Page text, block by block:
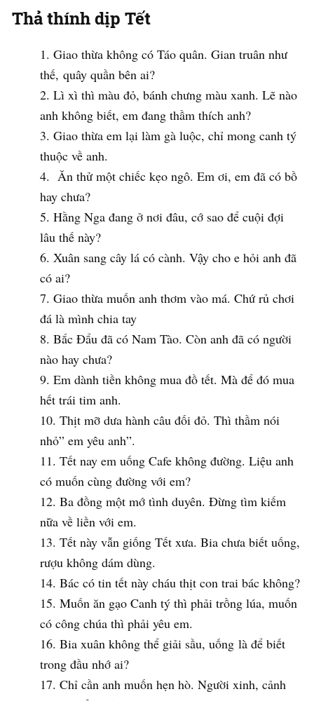
Thả thính dịp Tết
Giao thừa không có Táo quân. Gian truân như
thế, quây quần bên ai?
Lì xì thì màu đỏ, bánh chưng màu xanh. Lẽ nào
anh không biết, em đang thầm thích anh?
Giao thừa em lại làm gà luộc, chỉ mong canh tý
thuộc về anh.
Ăn thử một chiếc kẹo ngô. Em ơi, em đã có bồ
hay chưa?
Hằng Nga đang ở nơi đâu, cớ sao để cuội đợi
lâu thế này?
Xuân sang cây lá có cành. Vậy cho e hỏi anh đã
có ai?
Giao thừa muốn anh thơm vào má. Chứ rủ chơi
đá là mình chia tay
Bắc Đẩu đã có Nam Tào. Còn anh đã có người
nào hay chưa?
Em dành tiền không mua đồ tết. Mà để đó mua
hết trái tim anh.
Thịt mỡ dưa hành câu đối đỏ. Thì thầm nói
nhỏ” em yêu anh”.
Tết nay em uống Cafe không đường. Liệu anh
có muốn cùng đường với em?
Ba đồng một mớ tình duyên. Đừng tìm kiếm
nữa về liền với em.
Tết này vẫn giống Tết xưa. Bia chưa biết uống,
rượu không dám dùng.
Bác có tin tết này cháu thịt con trai bác không?
Muốn ăn gạo Canh tý thì phải trồng lúa, muốn
có công chúa thì phải yêu em.
Bia xuân không thể giải sầu, uống là để biết
trong đầu nhớ ai?
Chỉ cần anh muốn hẹn hò. Người xinh, cảnh